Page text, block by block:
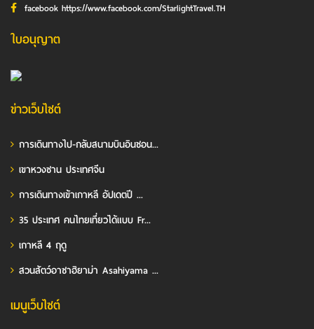
facebook https://www.facebook.com/StarlightTravel.TH
ใบอนุญาต
ข่าวเว็บไซต์
การเดินทางไป-กลับสนามบินอินชอน...
เขาหวงซาน ประเทศจีน
การเดินทางเข้าเกาหลี อัปเดตปี ...
35 ประเทศ คนไทยเที่ยวได้แบบ Fr...
เกาหลี 4 ฤดู
สวนสัตว์อาซาฮิยาม่า Asahiyama ...
เมนูเว็บไซต์